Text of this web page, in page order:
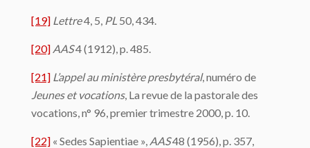
[19] Lettre4, 5, PL 50, 434.
[20] AAS4 (1912), p. 485.
[21] L’appel au ministère presbytéral, numéro de
Jeunes et vocations, La revue de la pastorale des
vocations, n° 96, premier trimestre 2000, p. 10.
[22] « Sedes Sapientiae », AAS48 (1956), p. 357,